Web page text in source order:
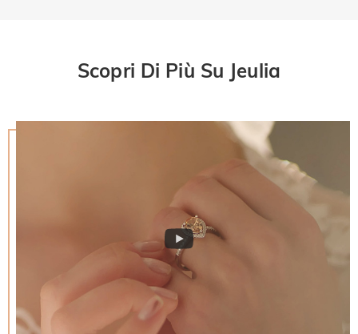
Scopri Di Più Su Jeulia